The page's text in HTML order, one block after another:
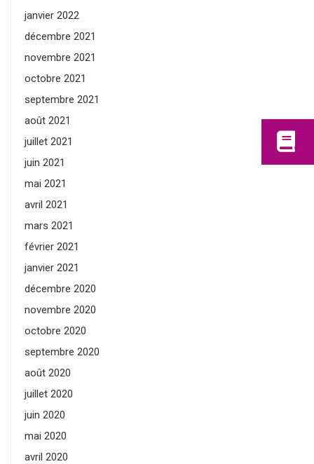
janvier 2022
décembre 2021
novembre 2021
octobre 2021
septembre 2021
août 2021
juillet 2021
juin 2021
mai 2021
avril 2021
mars 2021
février 2021
janvier 2021
décembre 2020
novembre 2020
octobre 2020
septembre 2020
août 2020
juillet 2020
juin 2020
mai 2020
avril 2020